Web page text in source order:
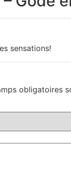
sensations!
obligatoires